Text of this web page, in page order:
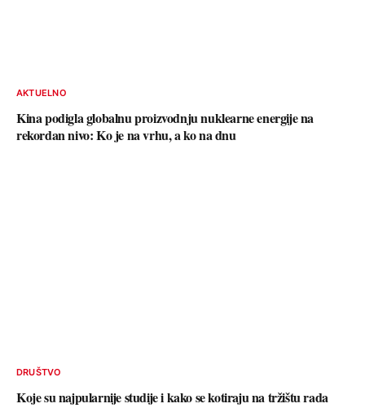
AKTUELNO
Kina podigla globalnu proizvodnju nuklearne energije na
rekordan nivo: Ko je na vrhu, a ko na dnu
DRUŠTVO
Koje su najpularnije studije i kako se kotiraju na tržištu rada